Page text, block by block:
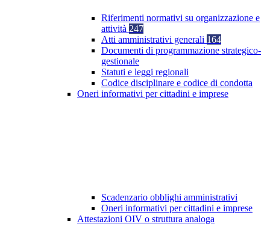
Riferimenti normativi su organizzazione e
attività 247
Atti amministrativi generali 164
Documenti di programmazione strategico-
gestionale
Statuti e leggi regionali
Codice disciplinare e codice di condotta
Oneri informativi per cittadini e imprese
Scadenzario obblighi amministrativi
Oneri informativi per cittadini e imprese
Attestazioni OIV o struttura analoga